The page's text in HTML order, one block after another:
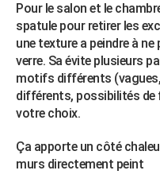
Pour le salon et le
spatule pour retirer les
une texture a peindre à
verre. Sa évite plusieurs
motifs différents
différents, possibilités de
votre choix.
Ça apporte un côté
murs directement peint